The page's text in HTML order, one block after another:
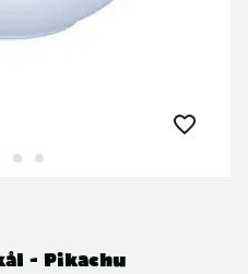
- Pikachu